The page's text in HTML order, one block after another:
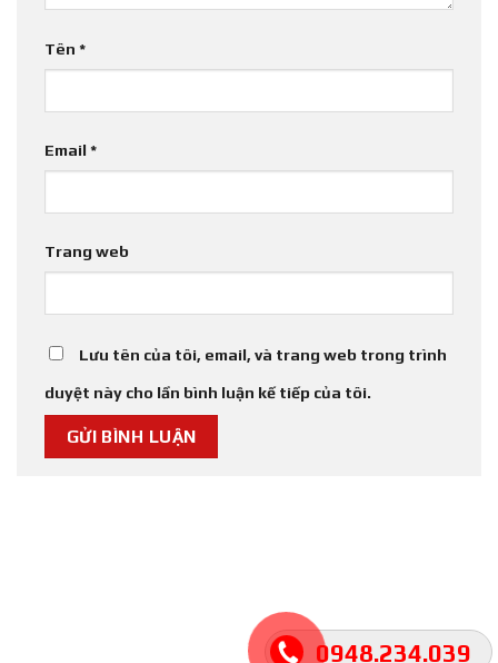
0948.234.039
Tên *
Email *
Trang web
Lưu tên của tôi, email, và trang web trong trình
duyệt này cho lần bình luận kế tiếp của tôi.
THỐNG KÊ TRUY CẬP